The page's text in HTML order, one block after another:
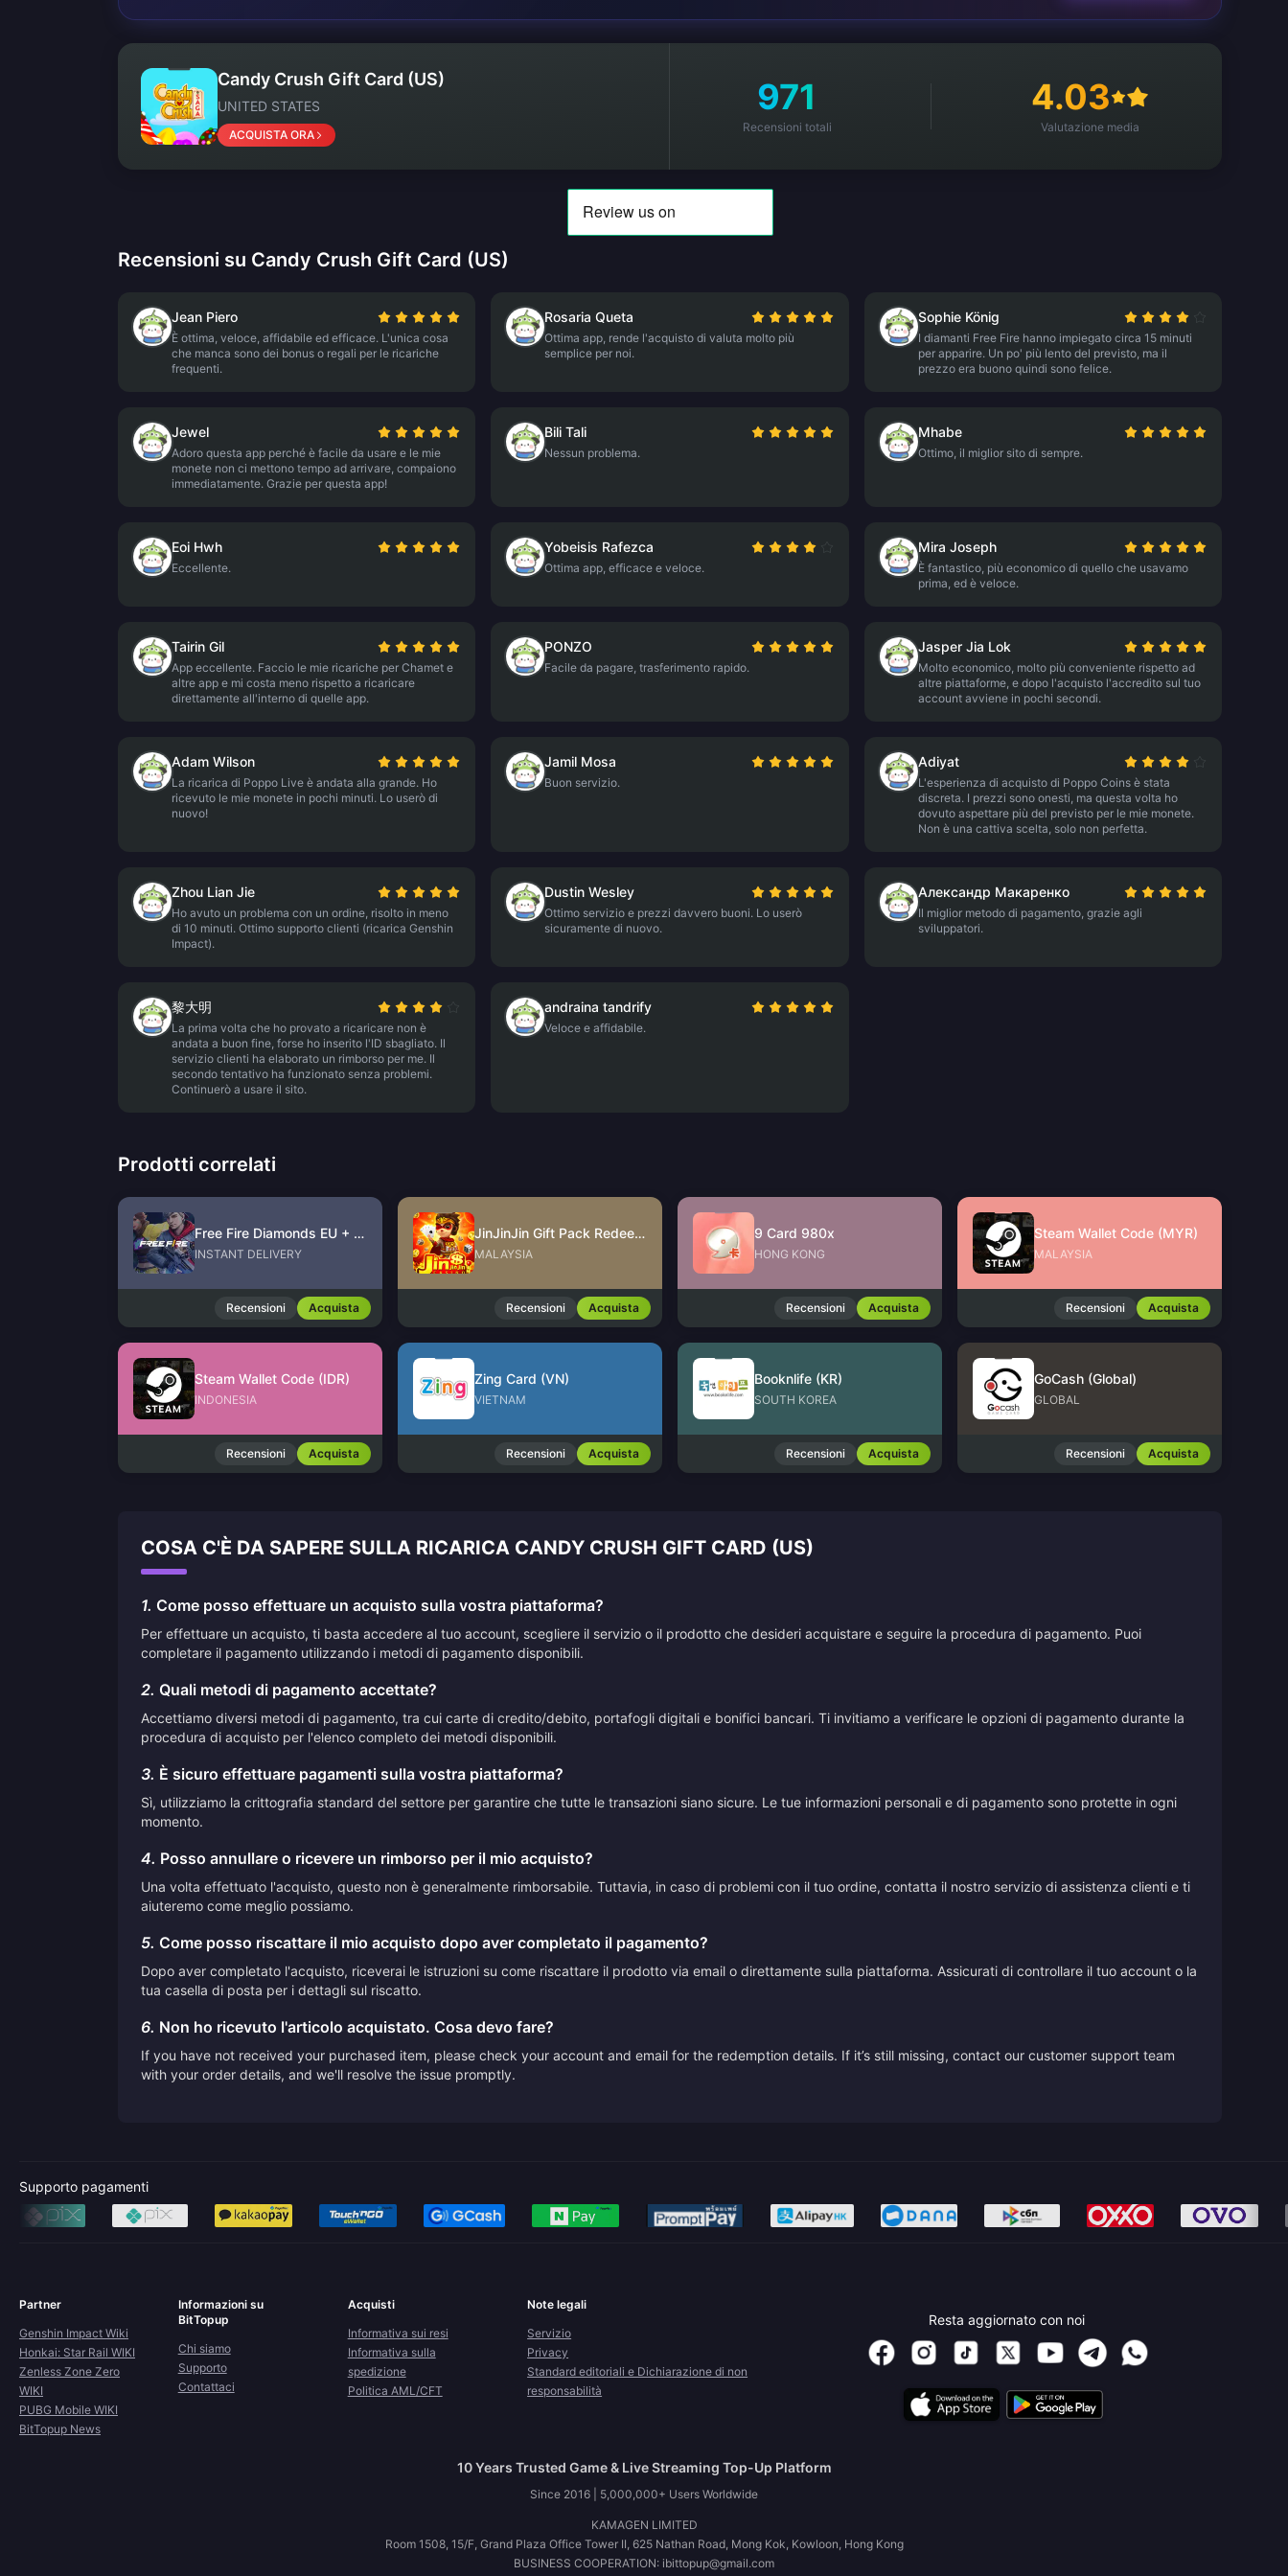
Candy Crush Gift Card (US)
UNITED STATES
ACQUISTA ORA
971
Recensioni totali
4.03
Valutazione media
Recensioni su Candy Crush Gift Card (US)
Jean Piero
È ottima, veloce, affidabile ed efficace. L'unica cosa
che manca sono dei bonus o regali per le ricariche
frequenti.
Rosaria Queta
Ottima app, rende l'acquisto di valuta molto più
semplice per noi.
Sophie König
I diamanti Free Fire hanno impiegato circa 15 minuti
per apparire. Un po' più lento del previsto, ma il
prezzo era buono quindi sono felice.
Jewel
Adoro questa app perché è facile da usare e le mie
monete non ci mettono tempo ad arrivare, compaiono
immediatamente. Grazie per questa app!
Bili Tali
Nessun problema.
Mhabe
Ottimo, il miglior sito di sempre.
Eoi Hwh
Eccellente.
Yobeisis Rafezca
Ottima app, efficace e veloce.
Mira Joseph
È fantastico, più economico di quello che usavamo
prima, ed è veloce.
Tairin Gil
App eccellente. Faccio le mie ricariche per Chamet e
altre app e mi costa meno rispetto a ricaricare
direttamente all'interno di quelle app.
PONZO
Facile da pagare, trasferimento rapido.
Jasper Jia Lok
Molto economico, molto più conveniente rispetto ad
altre piattaforme, e dopo l'acquisto l'accredito sul tuo
account avviene in pochi secondi.
Adam Wilson
La ricarica di Poppo Live è andata alla grande. Ho
ricevuto le mie monete in pochi minuti. Lo userò di
nuovo!
Jamil Mosa
Buon servizio.
Adiyat
L'esperienza di acquisto di Poppo Coins è stata
discreta. I prezzi sono onesti, ma questa volta ho
dovuto aspettare più del previsto per le mie monete.
Non è una cattiva scelta, solo non perfetta.
Zhou Lian Jie
Ho avuto un problema con un ordine, risolto in meno
di 10 minuti. Ottimo supporto clienti (ricarica Genshin
Impact).
Dustin Wesley
Ottimo servizio e prezzi davvero buoni. Lo userò
sicuramente di nuovo.
Александр Макаренко
Il miglior metodo di pagamento, grazie agli
sviluppatori.
黎大明
La prima volta che ho provato a ricaricare non è
andata a buon fine, forse ho inserito l'ID sbagliato. Il
servizio clienti ha elaborato un rimborso per me. Il
secondo tentativo ha funzionato senza problemi.
Continuerò a usare il sito.
andraina tandrify
Veloce e affidabile.
Prodotti correlati
Free Fire Diamonds EU + TR
INSTANT DELIVERY
Recensioni Acquista
JinJinJin Gift Pack Redeem Code
MALAYSIA
Recensioni Acquista
9 Card 980x
HONG KONG
Recensioni Acquista
Steam Wallet Code (MYR)
MALAYSIA
Recensioni Acquista
Steam Wallet Code (IDR)
INDONESIA
Recensioni Acquista
Zing Card (VN)
VIETNAM
Recensioni Acquista
Booknlife (KR)
SOUTH KOREA
Recensioni Acquista
GoCash (Global)
GLOBAL
Recensioni Acquista
COSA C'È DA SAPERE SULLA RICARICA CANDY CRUSH GIFT CARD (US)
1. Come posso effettuare un acquisto sulla vostra piattaforma?
Per effettuare un acquisto, ti basta accedere al tuo account, scegliere il servizio o il prodotto che desideri acquistare e seguire la procedura di pagamento. Puoi
completare il pagamento utilizzando i metodi di pagamento disponibili.
2. Quali metodi di pagamento accettate?
Accettiamo diversi metodi di pagamento, tra cui carte di credito/debito, portafogli digitali e bonifici bancari. Ti invitiamo a verificare le opzioni di pagamento durante la
procedura di acquisto per l'elenco completo dei metodi disponibili.
3. È sicuro effettuare pagamenti sulla vostra piattaforma?
Sì, utilizziamo la crittografia standard del settore per garantire che tutte le transazioni siano sicure. Le tue informazioni personali e di pagamento sono protette in ogni
momento.
4. Posso annullare o ricevere un rimborso per il mio acquisto?
Una volta effettuato l'acquisto, questo non è generalmente rimborsabile. Tuttavia, in caso di problemi con il tuo ordine, contatta il nostro servizio di assistenza clienti e ti
aiuteremo come meglio possiamo.
5. Come posso riscattare il mio acquisto dopo aver completato il pagamento?
Dopo aver completato l'acquisto, riceverai le istruzioni su come riscattare il prodotto via email o direttamente sulla piattaforma. Assicurati di controllare il tuo account o la
tua casella di posta per i dettagli sul riscatto.
6. Non ho ricevuto l'articolo acquistato. Cosa devo fare?
If you have not received your purchased item, please check your account and email for the redemption details. If it’s still missing, contact our customer support team
with your order details, and we'll resolve the issue promptly.
Supporto pagamenti
Partner
Genshin Impact Wiki
Honkai: Star Rail WIKI
Zenless Zone Zero
WIKI
PUBG Mobile WIKI
BitTopup News
Informazioni su
BitTopup
Chi siamo
Supporto
Contattaci
Acquisti
Informativa sui resi
Informativa sulla
spedizione
Politica AML/CFT
Note legali
Servizio
Privacy
Standard editoriali e Dichiarazione di non
responsabilità
Resta aggiornato con noi
10 Years Trusted Game & Live Streaming Top-Up Platform
Since 2016 | 5,000,000+ Users Worldwide
KAMAGEN LIMITED
Room 1508, 15/F, Grand Plaza Office Tower II, 625 Nathan Road, Mong Kok, Kowloon, Hong Kong
BUSINESS COOPERATION: ibittopup@gmail.com